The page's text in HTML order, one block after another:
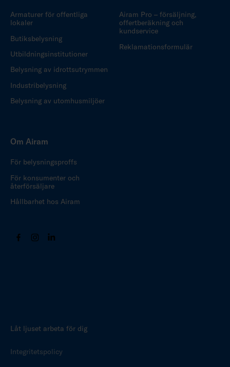
Armaturer för offentliga
lokaler
Butiksbelysning
Utbildningsinstitutioner
Belysning av idrottsutrymmen
Industribelysning
Belysning av utomhusmiljöer
Airam Pro – försäljning,
offertberäkning och
kundservice
Reklamationsformulär
Om Airam
För belysningsproffs
För konsumenter och
återförsäljare
Hållbarhet hos Airam
Låt ljuset arbeta för dig
Integritetspolicy